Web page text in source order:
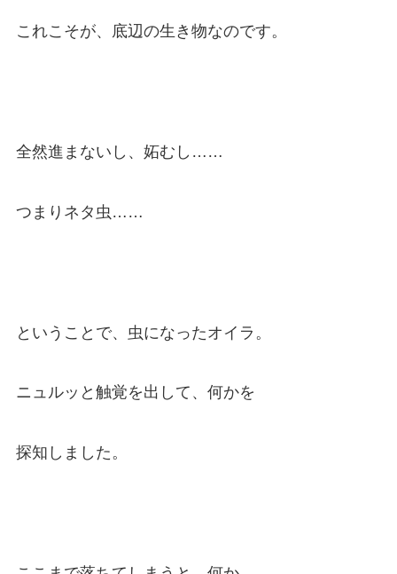
これこそが、底辺の生き物なのです。
全然進まないし、妬むし……
つまりネタ虫……
ということで、虫になったオイラ。
ニュルッと触覚を出して、何かを
探知しました。